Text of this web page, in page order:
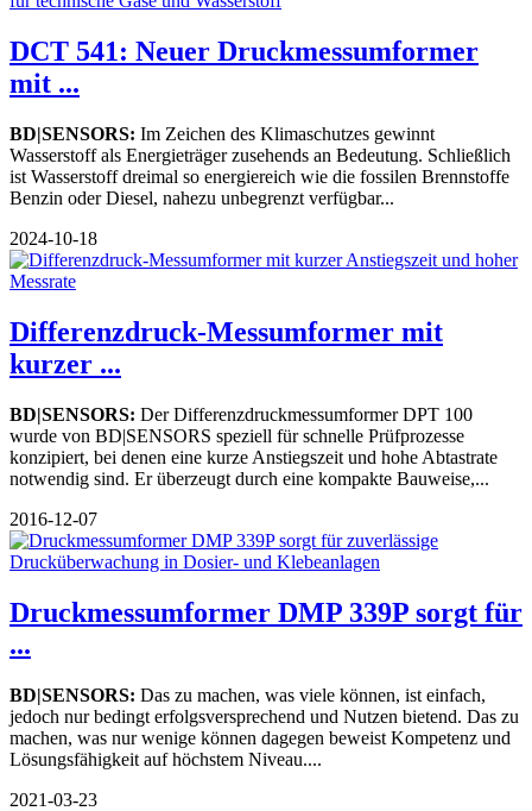
DCT 541: Neuer Druckmessumformer
mit ...
BD|SENSORS: Im Zeichen des Klimaschutzes gewinnt
Wasserstoff als Energieträger zusehends an Bedeutung. Schließlich
ist Wasserstoff dreimal so energiereich wie die fossilen Brennstoffe
Benzin oder Diesel, nahezu unbegrenzt verfügbar...
2024-10-18
Differenzdruck-Messumformer mit
kurzer ...
BD|SENSORS: Der Differenzdruckmessumformer DPT 100
wurde von BD|SENSORS speziell für schnelle Prüfprozesse
konzipiert, bei denen eine kurze Anstiegszeit und hohe Abtastrate
notwendig sind. Er überzeugt durch eine kompakte Bauweise,...
2016-12-07
Druckmessumformer DMP 339P sorgt für
...
BD|SENSORS: Das zu machen, was viele können, ist einfach,
jedoch nur bedingt erfolgsversprechend und Nutzen bietend. Das zu
machen, was nur wenige können dagegen beweist Kompetenz und
Lösungsfähigkeit auf höchstem Niveau....
2021-03-23